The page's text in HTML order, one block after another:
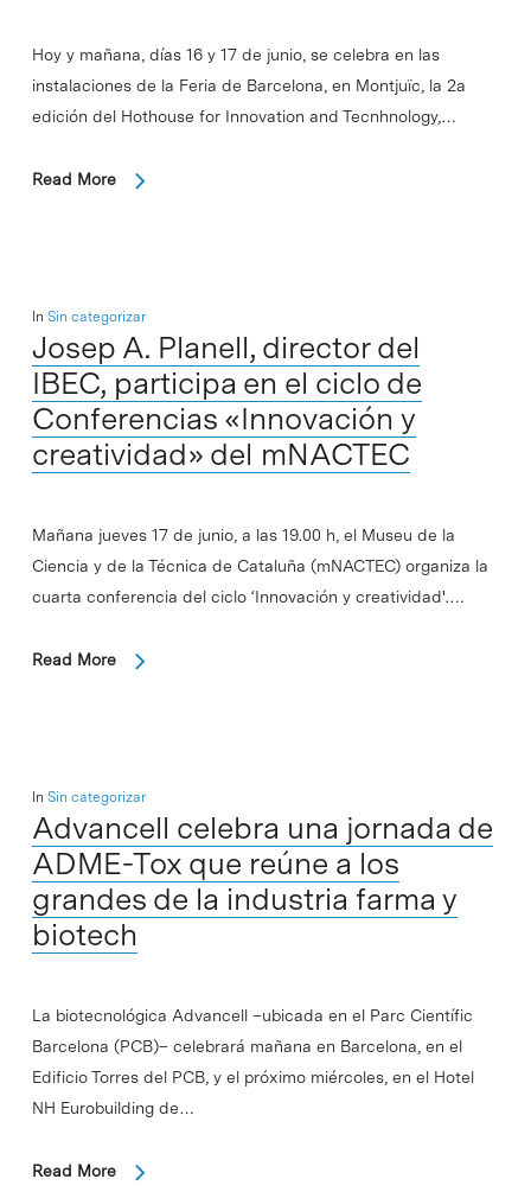
Hoy y mañana, días 16 y 17 de junio, se celebra en las
instalaciones de la Feria de Barcelona, en Montjuïc, la 2a
edición del Hothouse for Innovation and Tecnhnology,…
Read More
In Sin categorizar
Josep A. Planell, director del
IBEC, participa en el ciclo de
Conferencias «Innovación y
creatividad» del mNACTEC
Mañana jueves 17 de junio, a las 19.00 h, el Museu de la
Ciencia y de la Técnica de Cataluña (mNACTEC) organiza la
cuarta conferencia del ciclo ‘Innovación y creatividad'.…
Read More
In Sin categorizar
Advancell celebra una jornada de
ADME-Tox que reúne a los
grandes de la industria farma y
biotech
La biotecnológica Advancell –ubicada en el Parc Científic
Barcelona (PCB)– celebrará mañana en Barcelona, en el
Edificio Torres del PCB, y el próximo miércoles, en el Hotel
NH Eurobuilding de…
Read More